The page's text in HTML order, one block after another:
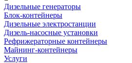
Дизельные генераторы
Блок-контейнеры
Дизельные электростанции
Дизель-насосные установки
Рефрижераторные контейнеры
Майнинг-контейнеры
Услуги